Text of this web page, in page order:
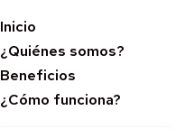
Inicio
¿Quiénes somos?
Beneficios
¿Cómo funciona?